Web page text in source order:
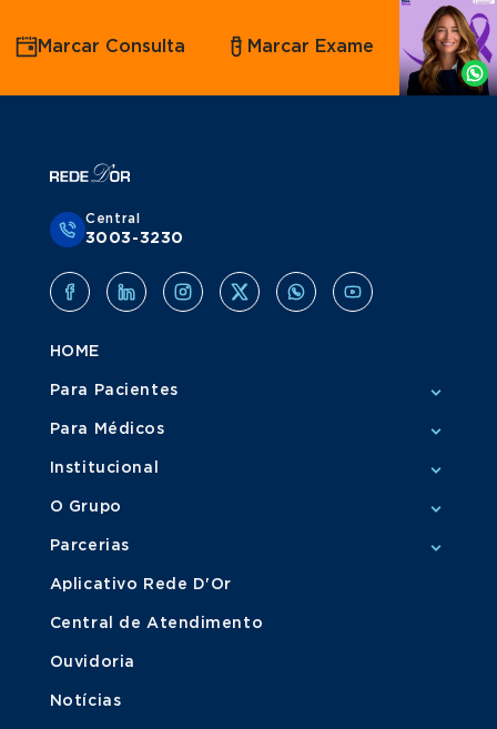
Agende
por
Whatsapp
Marcar Consulta Marcar Exame
Central
3003-3230
HOME
Para Pacientes
Para Médicos
Institucional
O Grupo
Parcerias
Aplicativo Rede D'Or
Central de Atendimento
Ouvidoria
Notícias